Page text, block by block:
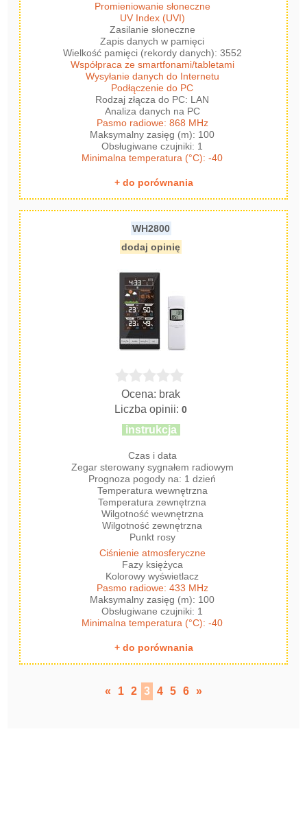
Promieniowanie słoneczne
UV Index (UVI)
Zasilanie słoneczne
Zapis danych w pamięci
Wielkość pamięci (rekordy danych): 3552
Współpraca ze smartfonami/tabletami
Wysyłanie danych do Internetu
Podłączenie do PC
Rodzaj złącza do PC: LAN
Analiza danych na PC
Pasmo radiowe: 868 MHz
Maksymalny zasięg (m): 100
Obsługiwane czujniki: 1
Minimalna temperatura (°C): -40
+ do porównania
WH2800
dodaj opinię
Ocena: brak
Liczba opinii:0
instrukcja
Czas i data
Zegar sterowany sygnałem radiowym
Prognoza pogody na: 1 dzień
Temperatura wewnętrzna
Temperatura zewnętrzna
Wilgotność wewnętrzna
Wilgotność zewnętrzna
Punkt rosy
Ciśnienie atmosferyczne
Fazy księżyca
Kolorowy wyświetlacz
Pasmo radiowe: 433 MHz
Maksymalny zasięg (m): 100
Obsługiwane czujniki: 1
Minimalna temperatura (°C): -40
+ do porównania
« 1 2 3 4 5 6 »